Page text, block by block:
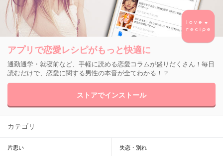
アプリで恋愛レシピがもっと快適に
通勤通学・就寝前など、手軽に読める恋愛コラムが盛りだくさん！毎日
読むだけで、恋愛に関する男性の本音が全てわかる！？
ストアでインストール
カテゴリ
片思い 失恋・別れ